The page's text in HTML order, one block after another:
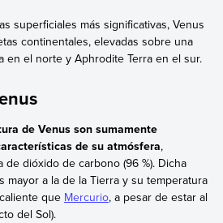
superficiales más significativas, Venus
continentales, elevadas sobre una
en el norte y Aphrodite Terra en el sur.
de Venus son sumamente
de su atmósfera,
dióxido de carbono (96 %). Dicha
mayor a la de la Tierra y su temperatura
que Mercurio, a pesar de estar al
del Sol).